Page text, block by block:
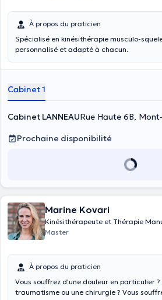
À propos du praticien
Spécialisé en kinésithérapie musculo-
personnalisé et adapté à chacun.
Cabinet 1
Cabinet LANNEAURue Haute 6B,
Prochaine disponibilité
Marine Kovari
Kinésithérapeute et Thérapie
Master
À propos du praticien
Vous souffrez d'une douleur en particulier ?
traumatisme ou une chirurgie ? Vous souffrez de maux de dos